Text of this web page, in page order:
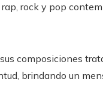
rock y pop
composiciones
brindando un